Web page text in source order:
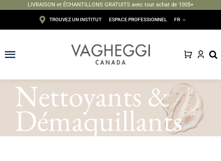
LIVRAISON et ÉCHANTILLONS GRATUITS avec tout achat de 100$+
TROUVEZ UN INSTITUT ESPACE PROFESSIONNEL FR
Toggle
Navigation
Visage
Corps
Nettoyants &
Démaquillants